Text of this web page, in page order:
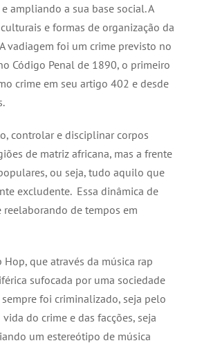
ampliando a sua base social. A
e formas de organização da
vadiagem foi um crime previsto no
Código Penal de 1890, o primeiro
crime em seu artigo 402 e desde
controlar e disciplinar corpos
de matriz africana, mas a frente
ou seja, tudo aquilo que
excludente. Essa dinâmica de
reelaborando de tempos em
que através da música rap
sufocada por uma sociedade
foi criminalizado, seja pelo
do crime e das facções, seja
um estereótipo de música